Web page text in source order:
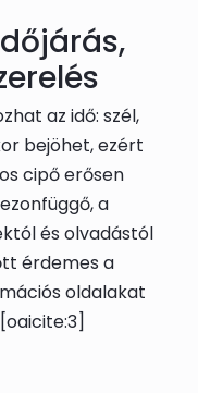
az idő: szél,
bejöhet, ezért
cipő erősen
a
és olvadástól
érdemes a
oldalakat